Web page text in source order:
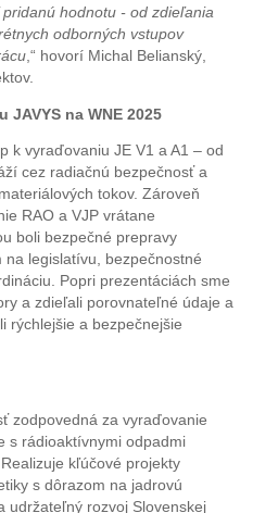
hodnotu - od zdieľania
odborných vstupov
,“ hovorí Michal Belianský,
na WNE 2025
k vyraďovaniu JE V1 a A1 – od
cez radiačnú bezpečnosť a
tokov. Zároveň
RAO a VJP vrátane
boli bezpečné prepravy
legislatívu, bezpečnostné
Popri prezentáciách sme
a zdieľali porovnateľné údaje a
rýchlejšie a bezpečnejšie
zodpovedná za vyraďovanie
s rádioaktívnymi odpadmi
kľúčové projekty
s dôrazom na jadrovú
udržateľný rozvoj Slovenskej